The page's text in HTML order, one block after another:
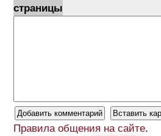
страницы
Правила общения на сайте.